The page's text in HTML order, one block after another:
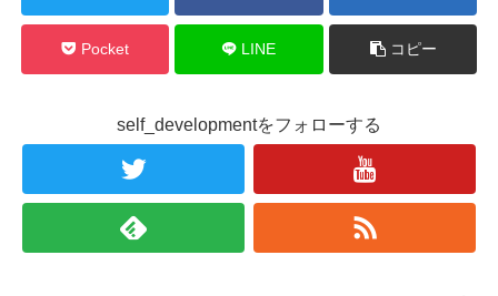
Pocket LINE コピー
self_developmentをフォローする